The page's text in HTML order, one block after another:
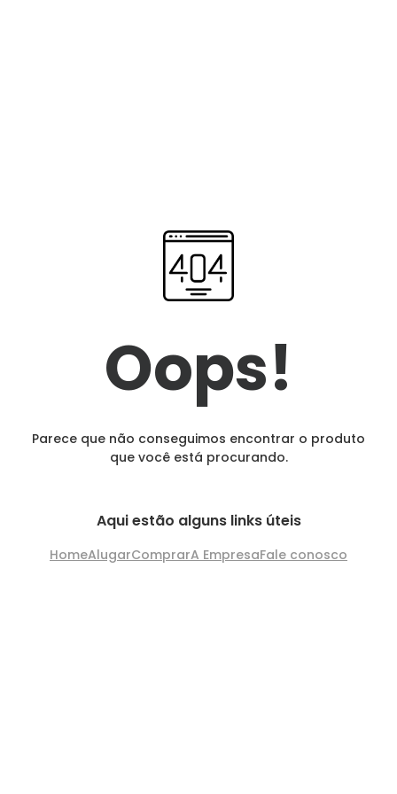
Oops!
Parece que não conseguimos encontrar o produto
que você está procurando.
Aqui estão alguns links úteis
HomeAlugarComprarA EmpresaFale conosco